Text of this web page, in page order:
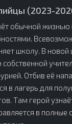
(2023-
обычной жизнью
школу. В
собственной
Отбив её
в лагерь для
Там герой
в полные